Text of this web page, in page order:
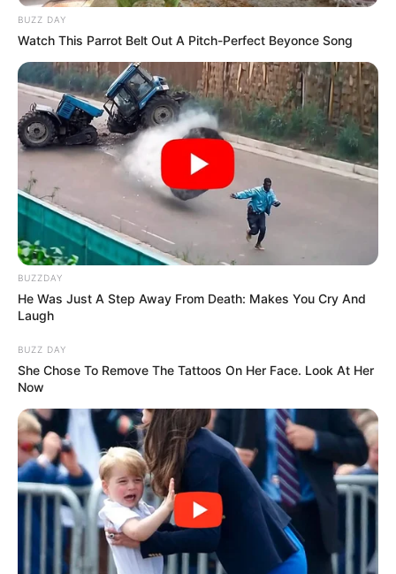
BUZZ DAY
Watch This Parrot Belt Out A Pitch-Perfect Beyonce Song
BUZZDAY
He Was Just A Step Away From Death: Makes You Cry And
Laugh
BUZZ DAY
She Chose To Remove The Tattoos On Her Face. Look At Her
Now